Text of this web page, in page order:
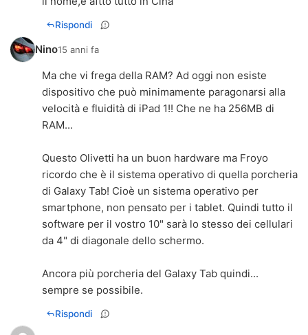
Rispondi
Nino15 anni fa
Ma che vi frega della RAM? Ad oggi non esiste
dispositivo che può minimamente paragonarsi alla
velocità e fluidità di iPad 1!! Che ne ha 256MB di
RAM...
Questo Olivetti ha un buon hardware ma Froyo
ricordo che è il sistema operativo di quella porcheria
di Galaxy Tab! Cioè un sistema operativo per
smartphone, non pensato per i tablet. Quindi tutto il
software per il vostro 10" sarà lo stesso dei cellulari
da 4" di diagonale dello schermo.
Ancora più porcheria del Galaxy Tab quindi...
sempre se possibile.
Rispondi